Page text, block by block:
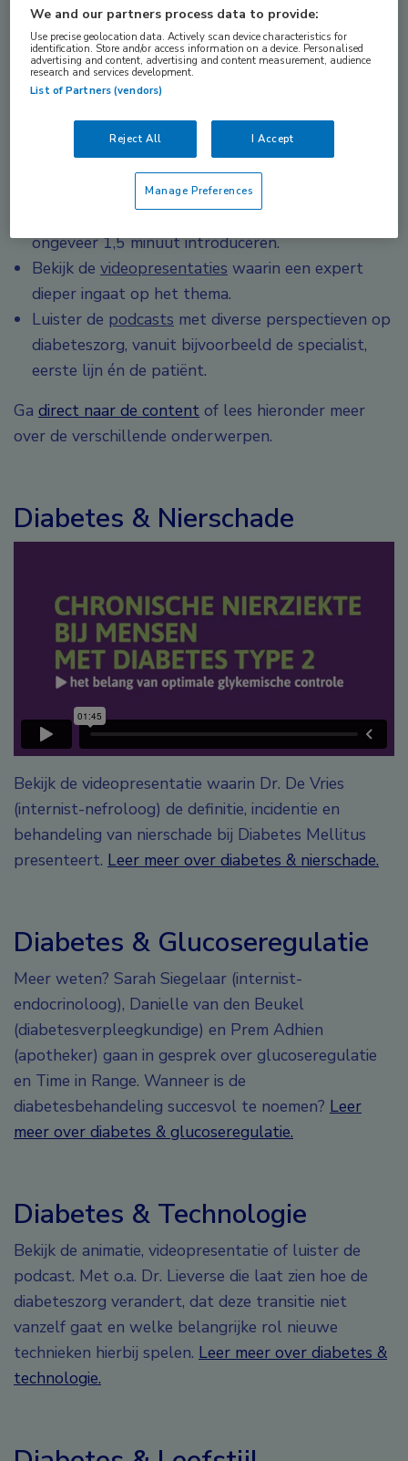
Diabetes Digest biedt educatieve en actuele content
over diabetes. Alle content is gekozen door en
gemaakt met de hulp van zorgprofessionals.
Diabetes Digest is mogelijk gemaakt door Sanofi.
Bekijk de korteanimatiesdie het onderwerp in
ongeveer 1,5 minuut introduceren.
Bekijk de videopresentaties waarin een expert
dieper ingaat op het thema.
Luister de podcasts met diverse perspectieven op
diabeteszorg, vanuit bijvoorbeeld de specialist,
eerste lijn én de patiënt.
Ga direct naar de content of lees hieronder meer
over de verschillende onderwerpen.
Diabetes & Nierschade
Bekijk de videopresentatie waarin Dr. De Vries
(internist-nefroloog) de definitie, incidentie en
behandeling van nierschade bij Diabetes Mellitus
presenteert. Leer meer over diabetes & nierschade.
Diabetes & Glucoseregulatie
Meer weten? Sarah Siegelaar (internist-
endocrinoloog), Danielle van den Beukel
(diabetesverpleegkundige) en Prem Adhien
(apotheker) gaan in gesprek over glucoseregulatie
en Time in Range. Wanneer is de
diabetesbehandeling succesvol te noemen? Leer
meer over diabetes & glucoseregulatie.
Diabetes & Technologie
Bekijk de animatie, videopresentatie of luister de
podcast. Met o.a. Dr. Lieverse die laat zien hoe de
diabeteszorg verandert, dat deze transitie niet
vanzelf gaat en welke belangrijke rol nieuwe
technieken hierbij spelen. Leer meer over diabetes &
technologie.
We and our partners process data to provide:
Use precise geolocation data. Actively scan device characteristics for
identification. Store and/or access information on a device. Personalised
advertising and content, advertising and content measurement, audience
research and services development.
List of Partners (vendors)
Reject All I Accept
Manage Preferences